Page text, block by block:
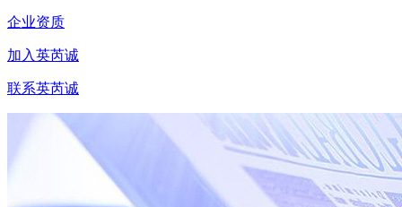
企业资质
加入英芮诚
联系英芮诚